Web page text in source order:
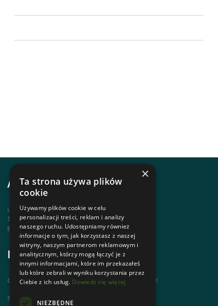
Adres i kontakt
ul. Krupówki 12, 34-500 Zakopane
Telefon | +48 1820 630 12
Email | biuro@zakopanepttk.pl
Informacje
Chodzimy po górach i zdobywamy GOT PTTK
Szlaki Tatr Polskich
×
Ta strona używa plików
cookie
Używamy plików cookie w celu
personalizacji treści, reklam i analizy
naszego ruchu. Udostępniamy również
informacje o tym, jak korzystasz z naszej
witryny, naszym partnerom reklamowym i
analitycznym, którzy mogą łączyć je z
innymi informacjami, które im przekazałeś
lub które zebrali w wyniku korzystania przez
Ciebie z ich usług. Dowiedz się więcej
NIEZBĘDNE